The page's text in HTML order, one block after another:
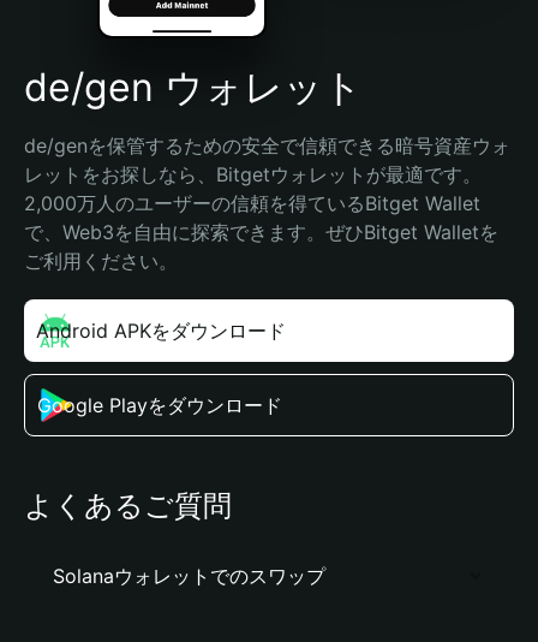
Español (Argentina)
de/gen ウォレット
de/genを保管するための安全で信頼できる暗号資産ウォ
レットをお探しなら、Bitgetウォレットが最適です。
2,000万人のユーザーの信頼を得ているBitget Wallet
で、Web3を自由に探索できます。ぜひBitget Walletを
ご利用ください。
Android APKをダウンロード
Google Playをダウンロード
よくあるご質問
Solanaウォレットでのスワップ